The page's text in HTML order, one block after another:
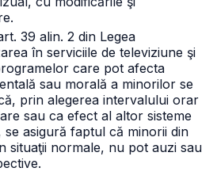
39 alin. 2 din Legea
în serviciile de televiziune şi
care pot afecta
sau morală a minorilor se
prin alegerea intervalului orar
sau ca efect al altor sisteme
se asigură faptul că minorii din
situaţii normale, nu pot auzi sau